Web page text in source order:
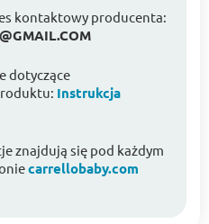
kontaktowy producenta:
dotyczące
Instrukcja
znajdują się pod każdym
carrellobaby.com